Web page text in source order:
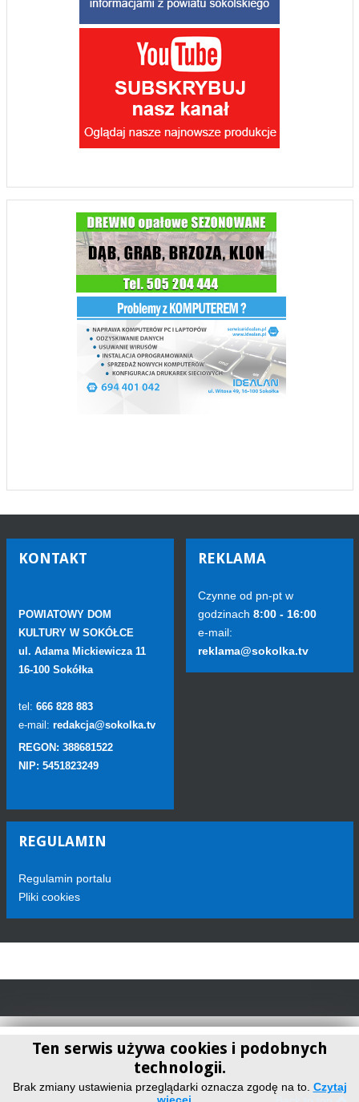
KONTAKT
POWIATOWY DOM
KULTURY W SOKÓŁCE
ul. Adama Mickiewicza 11
16-100 Sokółka
tel: 666 828 883
e-mail: redakcja@sokolka.tv
REGON: 388681522
NIP: 5451823249
REKLAMA
Czynne od pn-pt w
godzinach 8:00 - 16:00
e-mail:
reklama@sokolka.tv
REGULAMIN
Regulamin portalu
Pliki cookies
Ten serwis używa cookies i podobnych
technologii.
Brak zmiany ustawienia przeglądarki oznacza zgodę na to. Czytaj
Telewizja Sokółka